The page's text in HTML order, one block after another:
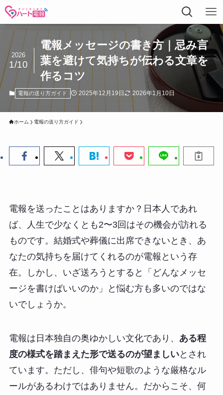
電報メッセージの書き方｜忌み言
葉を避けて気持ちが伝わる文章を
作るコツ
2026
1/10
電報の送り方ガイド 2025年12月19日 2026年1月10日
ホーム 電報の送り方ガイド
電報を送ったことはありますか？日本人であれ
ば、人生で少なくとも2〜3回はその機会が訪れる
ものです。結婚式や葬儀に出席できないとき、あ
なたの気持ちを届けてくれるのが電報という存
在。しかし、いざ送ろうとすると「どんなメッセ
ージを書けばいいのか」と悩む方も多いのではな
いでしょうか。
電報は日本独自の奥ゆかしい文化であり、 ある程
度の様式を踏まえた形で送るのが望ましいとされ
ています。ただし、俳句や短歌のような厳格なル
ールがあるわけではありません。だからこそ、何